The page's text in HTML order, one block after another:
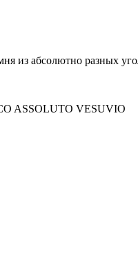
из абсолютно разных
ASSОLUTO VESUVIO